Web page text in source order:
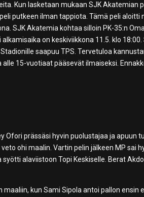
Kun lasketaan mukaan SJK Akatemian
putkeen ilman tappiota. Tämä peli aloitti
SJK Akatemia kohtaa silloin PK-35:n
on keskiviikkona 11.5. klo
saapuu TPS. Tervetuloa
15-vuotiaat pääsevät ilmaiseksi.
Ofori prässäsi hyvin puolustajaa ja apuun
ohi maalin. Vartin pelin jälkeen MP sai
alaviistoon Topi Keskiselle. Berat
kun Sami Sipola antoi pallon ensin